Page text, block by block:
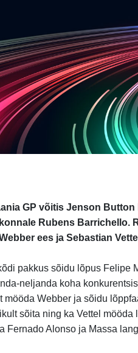
GP võitis Jenson
Rubens Barrichello.
ees ja Sebastian
pakkus sõidu lõpus Felipe
neljanda koha
mööda Webber ja sõidu
sõita ning ka Vettel
Fernado Alonso ja Massa